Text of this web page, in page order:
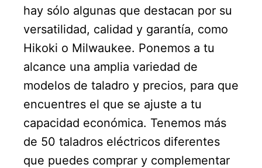
hay sólo algunas que destacan por su
versatilidad, calidad y garantía, como
Hikoki o Milwaukee. Ponemos a tu
alcance una amplia variedad de
modelos de taladro y precios, para que
encuentres el que se ajuste a tu
capacidad económica. Tenemos más
de 50 taladros eléctricos diferentes
que puedes comprar y complementar